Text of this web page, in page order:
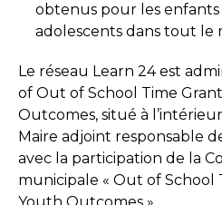
obtenus pour les enfants
adolescents dans tout le
Le réseau Learn 24 est
of Out of School Time
Outcomes, situé à
Maire adjoint responsable
avec la participation de la
municipale « Out of School